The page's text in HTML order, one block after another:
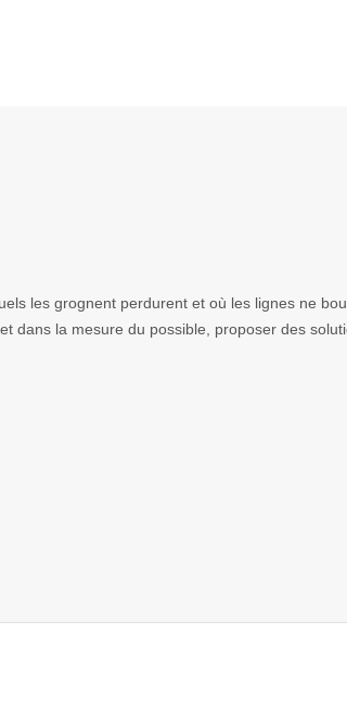
les grognent perdurent et où les lignes ne
dans la mesure du possible, proposer des